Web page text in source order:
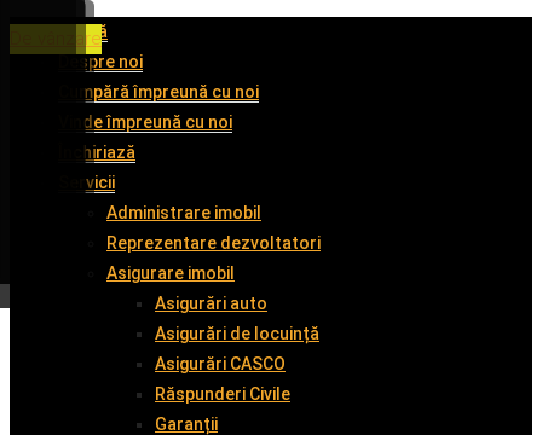
Acasă
Despre noi
Cumpără împreună cu noi
Vinde împreună cu noi
Închiriază
Servicii
Administrare imobil
Reprezentare dezvoltatori
Asigurare imobil
Asigurări auto
Asigurări de locuință
Asigurări CASCO
Răspunderi Civile
Garanții
De închiriat
De închiriat
De închiriat
De vânzare